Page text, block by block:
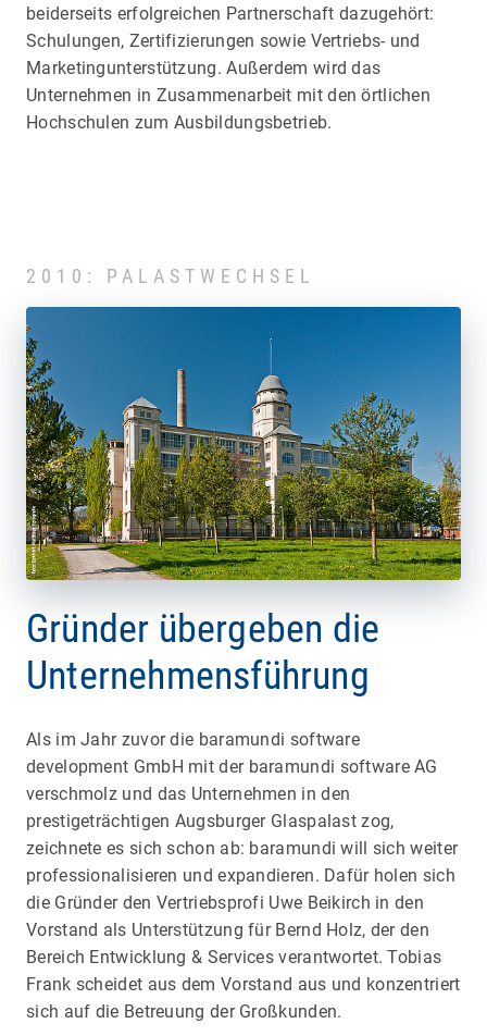
beiderseits erfolgreichen Partnerschaft dazugehört:
Schulungen, Zertifizierungen sowie Vertriebs- und
Marketingunterstützung. Außerdem wird das
Unternehmen in Zusammenarbeit mit den örtlichen
Hochschulen zum Ausbildungsbetrieb.
2010: PALASTWECHSEL
Gründer übergeben die
Unternehmensführung
Als im Jahr zuvor die baramundi software
development GmbH mit der baramundi software AG
verschmolz und das Unternehmen in den
prestigeträchtigen Augsburger Glaspalast zog,
zeichnete es sich schon ab: baramundi will sich weiter
professionalisieren und expandieren. Dafür holen sich
die Gründer den Vertriebsprofi Uwe Beikirch in den
Vorstand als Unterstützung für Bernd Holz, der den
Bereich Entwicklung & Services verantwortet. Tobias
Frank scheidet aus dem Vorstand aus und konzentriert
sich auf die Betreuung der Großkunden.